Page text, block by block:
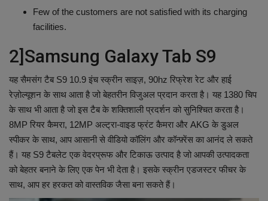
Few of the customers are not satisfied with its charging
facilities.
2]Samsung Galaxy Tab S9
यह सैमसंग टैब S9 10.9 इंच स्क्रीन साइज़, 90hz रिफ्रेश रेट और हाई
रेज़ोल्यूशन के साथ आता है जो बेहतरीन विजुअल प्रदान करता है। यह 1380 चिप
के साथ भी आता है जो इस टैब के शक्तिशाली प्रदर्शन को सुनिश्चित करता है।
8MP रियर कैमरा, 12MP अल्ट्रा-वाइड फ्रंट कैमरा और AKG के डुअल
स्पीकर के साथ, आप आसानी से वीडियो कॉलिंग और कॉन्फ़्रेंस का आनंद ले सकते
हैं। यह S9 टैबलेट एक वेदरप्रूफ और टिकाऊ उत्पाद है जो आपकी उत्पादकता
को बेहतर बनाने के लिए एक पेन भी देता है। इसके स्क्रीन एडजस्टर फीचर के
साथ, आप हर हरकत को वास्तविक जैसा बना सकते हैं।